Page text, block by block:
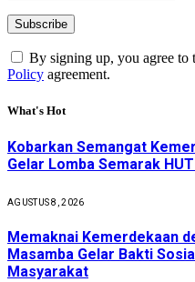
By signing up, you agree to
Policy agreement.
What's Hot
Kobarkan Semangat
Gelar Lomba Semarak HUT
AGUSTUS 8, 2026
Memaknai Kemerdekaan
Masamba Gelar Bakti
Masyarakat